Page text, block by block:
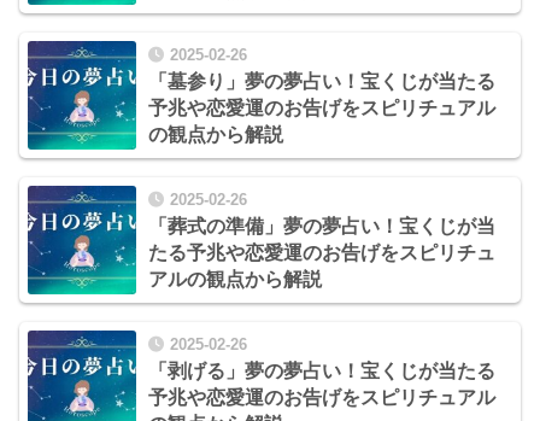
2025-02-26
「墓参り」夢の夢占い！宝くじが当たる
予兆や恋愛運のお告げをスピリチュアル
の観点から解説
2025-02-26
「葬式の準備」夢の夢占い！宝くじが当
たる予兆や恋愛運のお告げをスピリチュ
アルの観点から解説
2025-02-26
「剥げる」夢の夢占い！宝くじが当たる
予兆や恋愛運のお告げをスピリチュアル